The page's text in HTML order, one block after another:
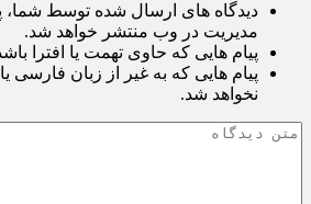
دیدگاه های ارسال شده توسط شما،
مدیریت در وب منتشر خواهد شد.
پیام هایی که حاوی تهمت یا افترا
پیام هایی که به غیر از زبان فارسی
نخواهد شد.